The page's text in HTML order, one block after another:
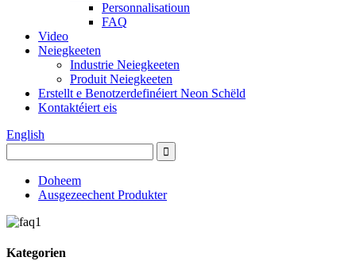
Personnalisatioun
FAQ
Video
Neiegkeeten
Industrie Neiegkeeten
Produit Neiegkeeten
Erstellt e Benotzerdefinéiert Neon Schëld
Kontaktéiert eis
English
Doheem
Ausgezeechent Produkter
Kategorien